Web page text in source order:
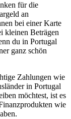
für die
an
bei einer Karte
kleinen Beträgen
du in Portugal
ganz schön
Zahlungen wie
in Portugal
möchtest, ist es
wie